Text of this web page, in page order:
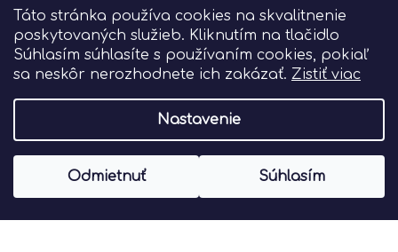
Táto stránka používa cookies na skvalitnenie
poskytovaných služieb. Kliknutím na tlačidlo
Súhlasím súhlasíte s používaním cookies, pokiaľ
sa neskôr nerozhodnete ich zakázať. Zistiť viac
Nastavenie
Odmietnuť Súhlasím
Zásady používania súborov cookies
O nás
FAQ
Vytvoril Shoptet
Copyright 2026
. Všetky práva
vyhradené.Upraviť nastavenie cookies